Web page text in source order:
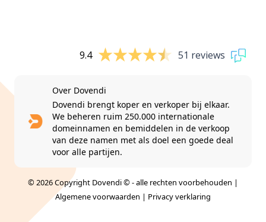
9.4 51 reviews
Over Dovendi
Dovendi brengt koper en verkoper bij elkaar.
We beheren ruim 250.000 internationale
domeinnamen en bemiddelen in de verkoop
van deze namen met als doel een goede deal
voor alle partijen.
© 2026 Copyright Dovendi © - alle rechten voorbehouden |
Algemene voorwaarden | Privacy verklaring